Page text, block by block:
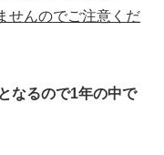
せんのでご注意くだ
なるので1年の中で